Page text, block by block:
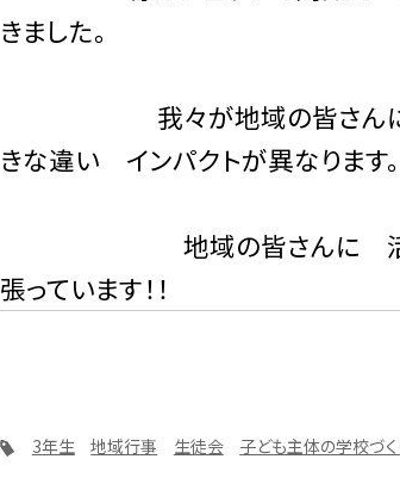
きました。
我々が地域の皆さんにお伝
きな違い インパクトが異なります。
地域の皆さんに 活動を知
張っています！！
3年生 地域行事 生徒会 子ども主体の学校づく